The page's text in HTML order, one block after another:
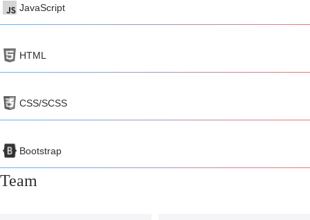
JavaScript
HTML
CSS/SCSS
Bootstrap
Team